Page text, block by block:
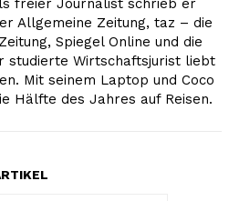
freier Journalist schrieb er
Allgemeine Zeitung, taz – die
Spiegel Online und die
studierte Wirtschaftsjurist liebt
Mit seinem Laptop und Coco
Hälfte des Jahres auf Reisen.